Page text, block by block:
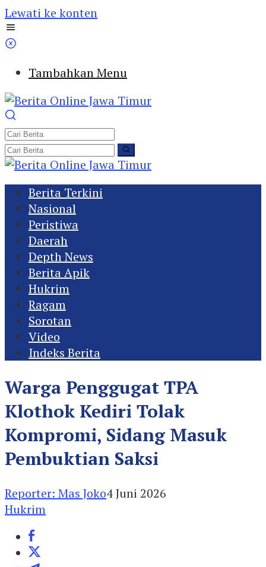
Lewati ke konten
Tambahkan Menu
Berita Terkini
Nasional
Peristiwa
Daerah
Depth News
Berita Apik
Hukrim
Ragam
Sorotan
Video
Indeks Berita
Warga Penggugat TPA
Klothok Kediri Tolak
Kompromi, Sidang Masuk
Pembuktian Saksi
Reporter: Mas Joko4 Juni 2026
Hukrim